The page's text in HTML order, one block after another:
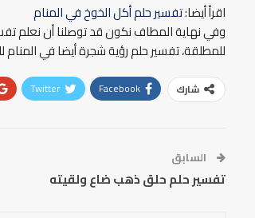
اقرأ أيضا:تفسير حلم أكل الخوخ في المنام
وفي نهاية المطاف نكون قد توصلنا أن نعلم
للمطلقة، تفسير حلم رؤية شجرة أيضا في المنام
شارك Facebook
Twitter
السابق
تفسير حلم حلق ذهب ضاع ولقيته